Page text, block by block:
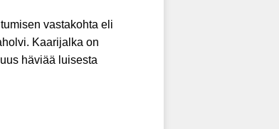
vastakohta eli
Kaarijalka on
häviää luisesta